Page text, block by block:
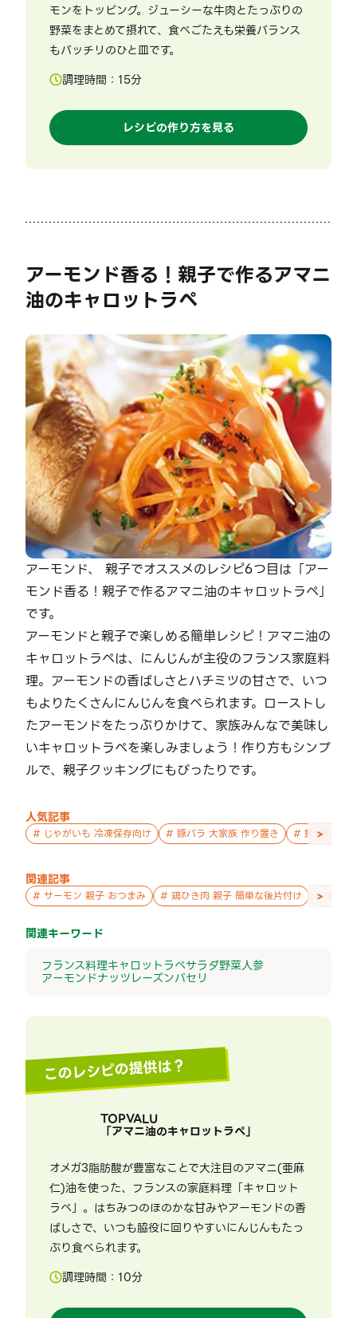
モンをトッピング。ジューシーな牛肉とたっぷりの
野菜をまとめて摂れて、食べごたえも栄養バランス
もバッチリのひと皿です。
調理時間： 15分
レシピの作り方を見る
アーモンド香る！親子で作るアマニ
油のキャロットラペ
アーモンド、 親子でオススメのレシピ6つ目は「アー
モンド香る！親子で作るアマニ油のキャロットラペ」
です。
アーモンドと親子で楽しめる簡単レシピ！アマニ油の
キャロットラペは、にんじんが主役のフランス家庭料
理。アーモンドの香ばしさとハチミツの甘さで、いつ
もよりたくさんにんじんを食べられます。ローストし
たアーモンドをたっぷりかけて、家族みんなで美味し
いキャロットラペを楽しみましょう！作り方もシンプ
ルで、親子クッキングにもぴったりです。
人気記事
# じゃがいも 冷凍保存向け # 豚バラ 大家族 作り置き # 鮭 親子 作
>
関連記事
# サーモン 親子 おつまみ # 鶏ひき肉 親子 簡単な後片付け #
>
関連キーワード
フランス料理キャロットラペサラダ野菜人参
アーモンドナッツレーズンパセリ
このレシピの提供は？
TOPVALU
「アマニ油のキャロットラペ」
オメガ3脂肪酸が豊富なことで大注目のアマニ(亜麻
仁)油を使った、フランスの家庭料理「キャロット
ラペ」。はちみつのほのかな甘みやアーモンドの香
ばしさで、いつも脇役に回りやすいにんじんもたっ
ぷり食べられます。
調理時間： 10分